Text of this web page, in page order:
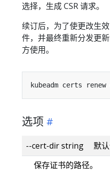
选择，生成 CSR 请求。
续订后，为了使更改生
件，并最终重新分发更
方使用。
kubeadm certs
选项
--cert-dir string 默认
保存证书的路径。